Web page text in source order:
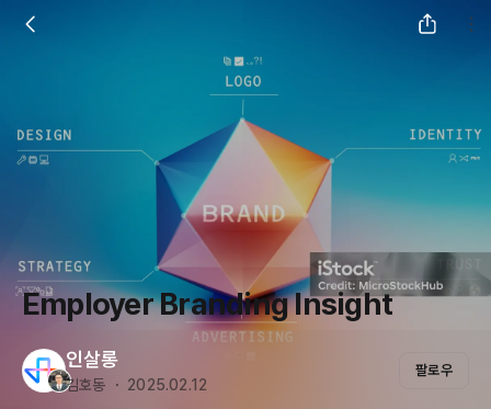
Employer Branding Insight
인살롱
김호동 ・ 2025.02.12
팔로우